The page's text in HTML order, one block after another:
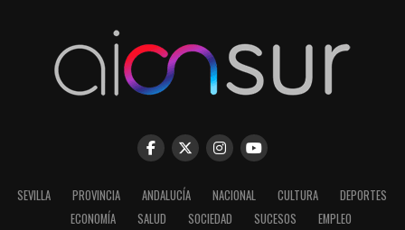
SEVILLA PROVINCIA ANDALUCÍA NACIONAL CULTURA
DEPORTES
ECONOMÍA
SALUD SOCIEDAD SUCESOS
EMPLEO